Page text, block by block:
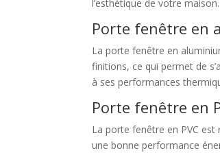
l’esthétique de votre maison.
Porte fenêtre en
La porte fenêtre en
finitions, ce qui permet de
à ses performances
Porte fenêtre en
La porte fenêtre en PVC
une bonne performance